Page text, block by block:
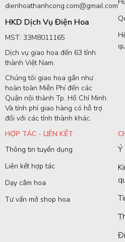
dienhoathanhcong.com@gmail.com
HKD Dịch Vụ Điện Hoa
MST: 33M8011165
Dịch vụ giao hoa đến 63 tỉnh
thành Việt Nam.
Chúng tôi giao hoa gần như
hoàn toàn Miễn Phí đến các
Quận nội thành Tp. Hồ Chí Minh.
Và tính phí giao hàng có hỗ trợ
đối với các tỉnh thành khác.
HỢP TÁC - LIÊN KẾT
Thông tin tuyển dụng
Liên kết hợp tác
Dạy cắm hoa
Tư vấn mở shop hoa
Ý